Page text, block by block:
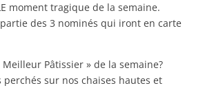
moment tragique de la semaine.
des 3 nominés qui iront en carte
Pâtissier » de la semaine?
perchés sur nos chaises hautes et